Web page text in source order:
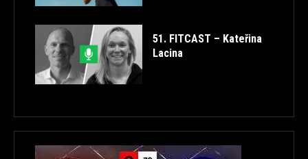
51. FITCAST – Kateřina
Lacina